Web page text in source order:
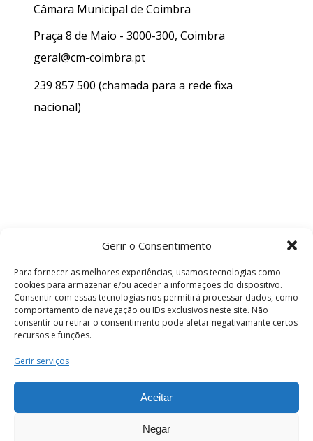
Gerir o Consentimento
Para fornecer as melhores experiências, usamos tecnologias como
cookies para armazenar e/ou aceder a informações do dispositivo.
Consentir com essas tecnologias nos permitirá processar dados, como
comportamento de navegação ou IDs exclusivos neste site. Não
consentir ou retirar o consentimento pode afetar negativamante certos
recursos e funções.
Gerir serviços
Aceitar
Negar
Câmara Municipal de Coimbra
Praça 8 de Maio - 3000-300, Coimbra
geral@cm-coimbra.pt
239 857 500 (chamada para a rede fixa
nacional)
Termos e Condições
os direitos reservados.